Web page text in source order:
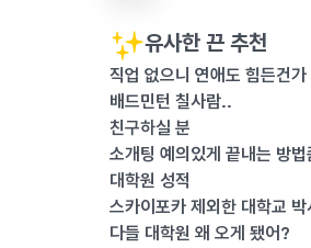
유사한 끈 추천
직업 없으니 연애도 힘든건가
배드민턴 칠사람..
친구하실 분
소개팅 예의있게 끝내는 방법
대학원 성적
스카이포카 제외한 대학교
다들 대학원 왜 오게 됐어?